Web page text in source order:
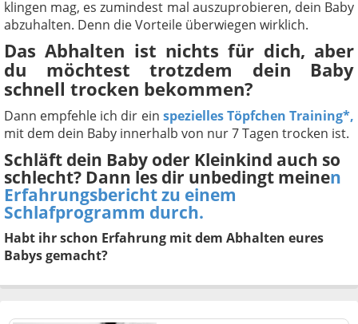
klingen mag, es zumindest mal auszuprobieren, dein Baby
abzuhalten. Denn die Vorteile überwiegen wirklich.
Das Abhalten ist nichts für dich, aber
du möchtest trotzdem dein Baby
schnell trocken bekommen?
Dann empfehle ich dir ein spezielles Töpfchen Training*,
mit dem dein Baby innerhalb von nur 7 Tagen trocken ist.
Schläft dein Baby oder Kleinkind auch so
schlecht? Dann les dir unbedingt meinen
Erfahrungsbericht zu einem
Schlafprogramm durch.
Habt ihr schon Erfahrung mit dem Abhalten eures
Babys gemacht?